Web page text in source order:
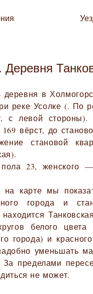
в
реке Усолке (. По
с левой стороны).
вёрст, до
становой
23, женского
на карте мы
города и
белого
города) и
уменьшать
пределами
не может.